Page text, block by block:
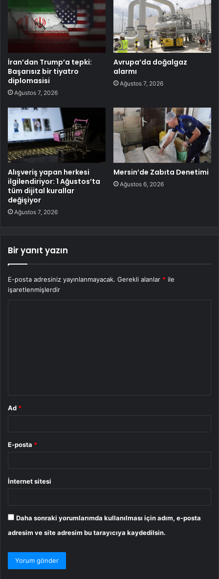
İran’dan Trump’a tepki:
Başarısız bir tiyatro
diplomasisi
Ağustos 7, 2026
Avrupa’da doğalgaz
alarmı
Ağustos 7, 2026
Alışveriş yapan herkesi
ilgilendiriyor: 1 Ağustos’ta
tüm dijital kurallar
değişiyor
Ağustos 7, 2026
Mersin’de Zabıta Denetimi
Ağustos 6, 2026
Bir yanıt yazın
E-posta adresiniz yayınlanmayacak. Gerekli alanlar * ile
işaretlenmişlerdir
Ad *
E-posta *
İnternet sitesi
Daha sonraki yorumlarımda kullanılması için adım, e-posta
adresim ve site adresim bu tarayıcıya kaydedilsin.